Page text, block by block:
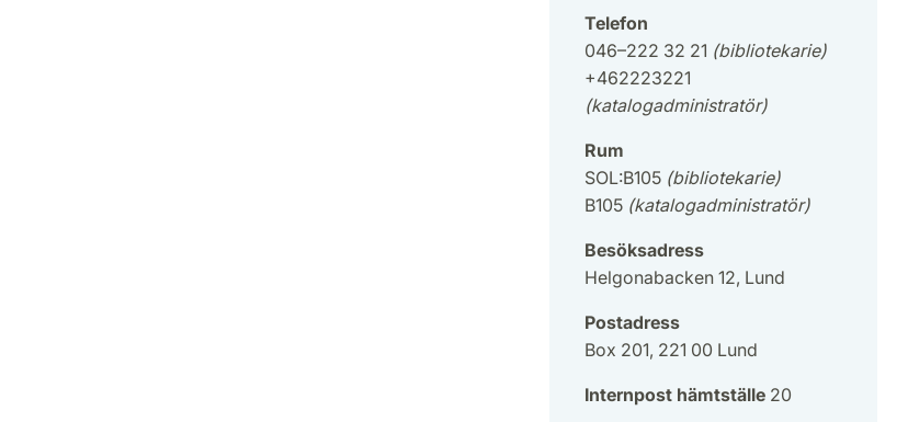
Telefon
046–222 32 21 (bibliotekarie)
+462223221
(katalogadministratör)
Rum
SOL:B105 (bibliotekarie)
B105 (katalogadministratör)
Besöksadress
Helgonabacken 12, Lund
Postadress
Box 201, 221 00 Lund
Internpost hämtställe20